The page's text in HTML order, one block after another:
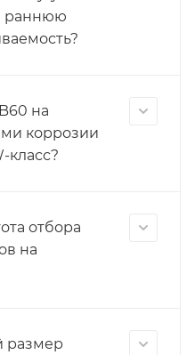
раннюю
на
коррозии
класс?
отбора
на
размер